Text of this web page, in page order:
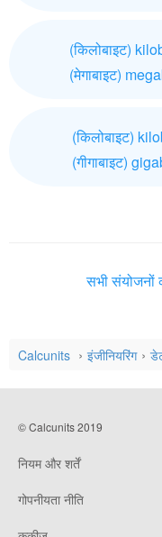
(किलोबाइट)
(मेगाबाइट)
(किलोबाइट)
(गीगाबाइट)
सभी संयोजनों
Calcunits इंजीनियरिंग
© Calcunits 2019
नियम और शर्तें
गोपनीयता नीति